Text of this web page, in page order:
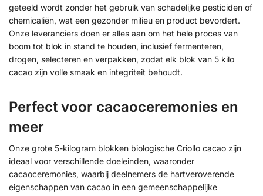
geteeld wordt zonder het gebruik van schadelijke pesticiden of
chemicaliën, wat een gezonder milieu en product bevordert.
Onze leveranciers doen er alles aan om het hele proces van
boom tot blok in stand te houden, inclusief fermenteren,
drogen, selecteren en verpakken, zodat elk blok van 5 kilo
cacao zijn volle smaak en integriteit behoudt.
Perfect voor cacaoceremonies en
meer
Onze grote 5-kilogram blokken biologische Criollo cacao zijn
ideaal voor verschillende doeleinden, waaronder
cacaoceremonies, waarbij deelnemers de hartveroverende
eigenschappen van cacao in een gemeenschappelijke